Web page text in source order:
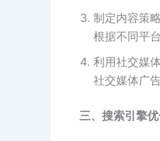
制定内容策略
根据不同平
利用社交媒
社交媒体广
三、搜索引擎